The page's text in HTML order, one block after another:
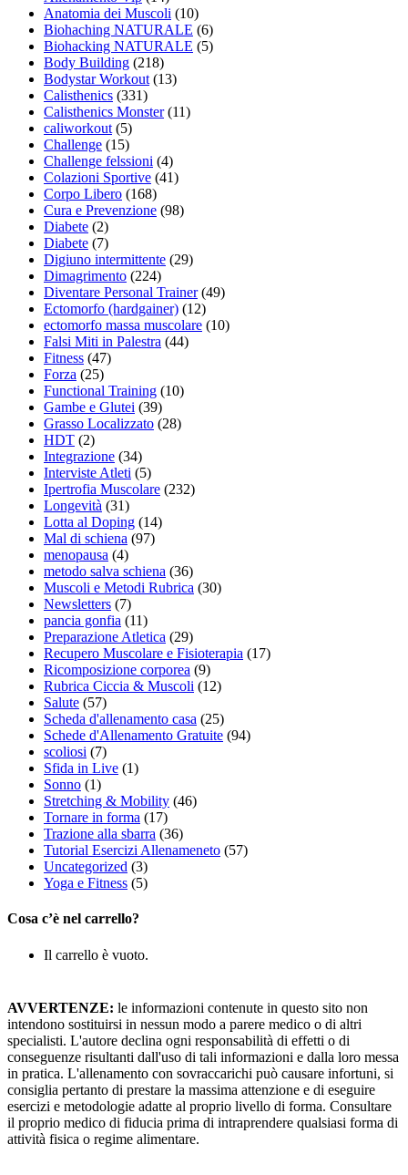
Anatomia dei Muscoli (10)
Biohaching NATURALE (6)
Biohacking NATURALE (5)
Body Building (218)
Bodystar Workout (13)
Calisthenics (331)
Calisthenics Monster(11)
caliworkout (5)
Challenge (15)
Challenge felssioni (4)
Colazioni Sportive (41)
Corpo Libero (168)
Cura e Prevenzione (98)
Diabete (2)
Diabete (7)
Digiuno intermittente (29)
Dimagrimento (224)
Diventare Personal Trainer(49)
Ectomorfo (hardgainer) (12)
ectomorfo massa muscolare (10)
Falsi Miti in Palestra (44)
Fitness (47)
Forza (25)
Functional Training (10)
Gambe e Glutei (39)
Grasso Localizzato (28)
HDT (2)
Integrazione (34)
Interviste Atleti (5)
Ipertrofia Muscolare (232)
Longevità (31)
Lotta al Doping (14)
Mal di schiena (97)
menopausa (4)
metodo salva schiena (36)
Muscoli e Metodi Rubrica (30)
Newsletters (7)
pancia gonfia (11)
Preparazione Atletica (29)
Recupero Muscolare e Fisioterapia (17)
Ricomposizione corporea (9)
Rubrica Ciccia & Muscoli (12)
Salute (57)
Scheda d'allenamento casa (25)
Schede d'Allenamento Gratuite (94)
scoliosi (7)
Sfida in Live (1)
Sonno (1)
Stretching & Mobility (46)
Tornare in forma (17)
Trazione alla sbarra (36)
Tutorial Esercizi Allenameneto (57)
Uncategorized (3)
Yoga e Fitness (5)
Cosa c’è nel carrello?
Il carrello è vuoto.
AVVERTENZE: le informazioni contenute in questo sito non
intendono sostituirsi in nessun modo a parere medico o di altri
specialisti. L'autore declina ogni responsabilità di effetti o di
conseguenze risultanti dall'uso di tali informazioni e dalla loro messa
in pratica. L'allenamento con sovraccarichi può causare infortuni, si
consiglia pertanto di prestare la massima attenzione e di eseguire
esercizi e metodologie adatte al proprio livello di forma. Consultare
il proprio medico di fiducia prima di intraprendere qualsiasi forma di
attività fisica o regime alimentare.